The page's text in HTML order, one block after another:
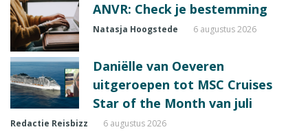
ANVR: Check je bestemming
Natasja Hoogstede 6 augustus 2026
Daniëlle van Oeveren
uitgeroepen tot MSC Cruises
Star of the Month van juli
Redactie Reisbizz 6 augustus 2026